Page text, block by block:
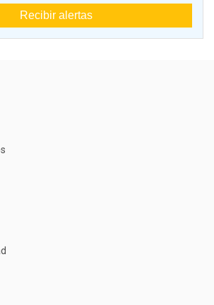
Recibir alertas